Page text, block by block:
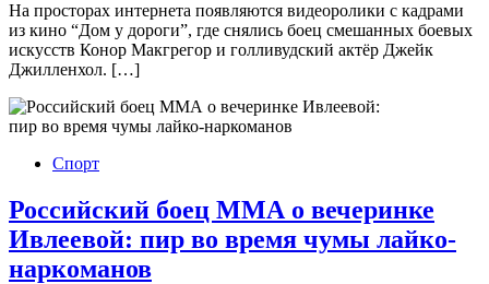
На просторах интернета появляются видеоролики с кадрами
из кино “Дом у дороги”, где снялись боец смешанных боевых
искусств Конор Макгрегор и голливудский актёр Джейк
Джилленхол. […]
Спорт
Российский боец ММА о вечеринке
Ивлеевой: пир во время чумы лайко-
наркоманов